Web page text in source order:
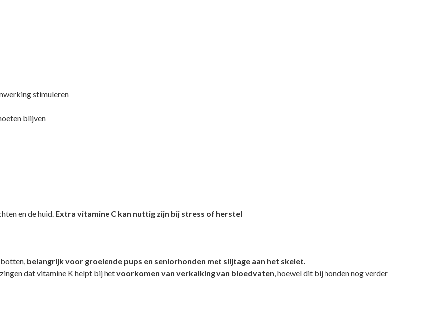
stimuleren
blijven
en de huid. Extra vitamine C kan nuttig zijn bij stress of herstel
belangrijk voor groeiende pups en seniorhonden met slijtage aan het skelet.
dat vitamine K helpt bij hetvoorkomen van verkalking van bloedvaten, hoewel dit bij honden nog verder